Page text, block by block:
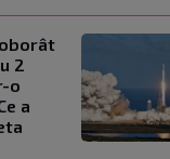
2
o
a